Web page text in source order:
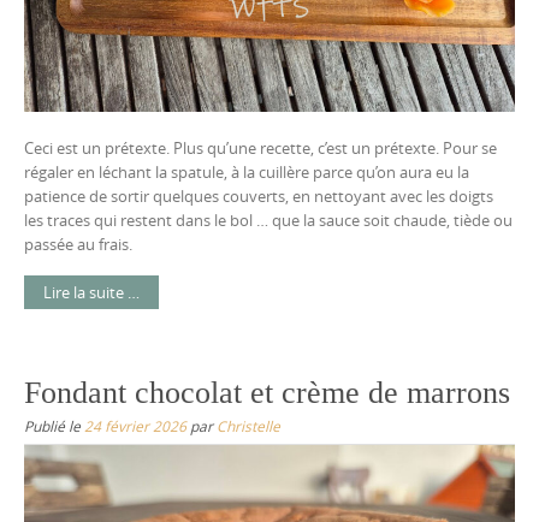
Ceci est un prétexte. Plus qu’une recette, c’est un prétexte. Pour se
régaler en léchant la spatule, à la cuillère parce qu’on aura eu la
patience de sortir quelques couverts, en nettoyant avec les doigts
les traces qui restent dans le bol … que la sauce soit chaude, tiède ou
passée au frais.
Lire la suite …
Fondant chocolat et crème de marrons
Publié le 24 février 2026parChristelle